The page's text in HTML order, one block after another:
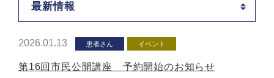
最新情報
2026.01.13 患者さん イベント
第16回市民公開講座 予約開始のお知らせ